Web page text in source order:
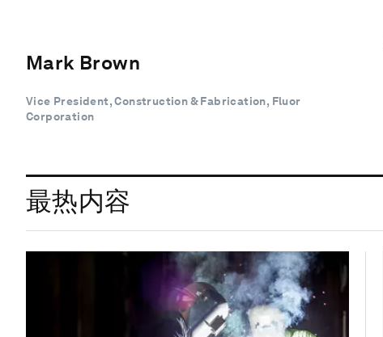
Mark Brown
Vice President, Construction & Fabrication, Fluor
Corporation
最热内容